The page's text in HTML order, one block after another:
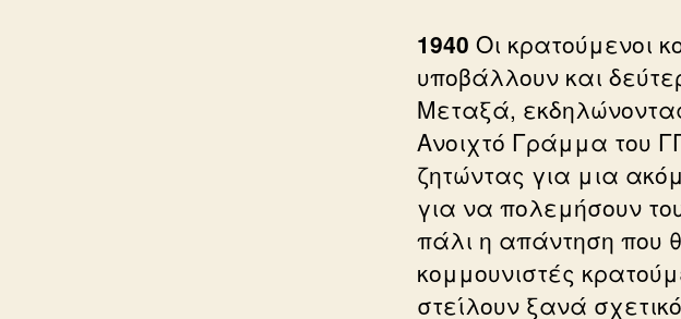
1940 Οι κρατούμενοι
υποβάλλουν και
Μεταξά,
Ανοιχτό Γράμμα του
ζητώντας για μια
για να πολεμήσουν
πάλι η απάντηση που
κομμουνιστές
στείλουν ξανά